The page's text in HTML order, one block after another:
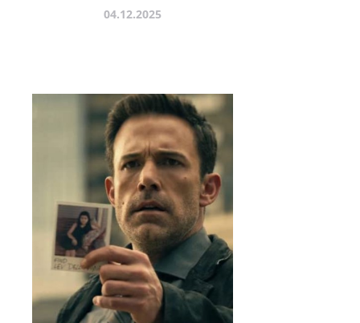
04.12.2025